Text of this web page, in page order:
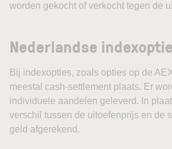
worden gekocht of verkocht tegen de
Nederlandse
Bij indexopties, zoals opties op de
meestal cash-settlement plaats. Er
individuele aandelen geleverd. In
verschil tussen de uitoefenprijs en de
geld afgerekend.